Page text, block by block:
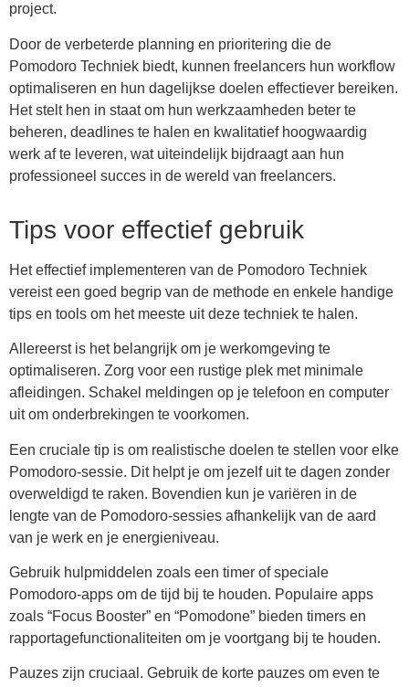
project.
Door de verbeterde planning en prioritering die de
Pomodoro Techniek biedt, kunnen freelancers hun workflow
optimaliseren en hun dagelijkse doelen effectiever bereiken.
Het stelt hen in staat om hun werkzaamheden beter te
beheren, deadlines te halen en kwalitatief hoogwaardig
werk af te leveren, wat uiteindelijk bijdraagt aan hun
professioneel succes in de wereld van freelancers.
Tips voor effectief gebruik
Het effectief implementeren van de Pomodoro Techniek
vereist een goed begrip van de methode en enkele handige
tips en tools om het meeste uit deze techniek te halen.
Allereerst is het belangrijk om je werkomgeving te
optimaliseren. Zorg voor een rustige plek met minimale
afleidingen. Schakel meldingen op je telefoon en computer
uit om onderbrekingen te voorkomen.
Een cruciale tip is om realistische doelen te stellen voor elke
Pomodoro-sessie. Dit helpt je om jezelf uit te dagen zonder
overweldigd te raken. Bovendien kun je variëren in de
lengte van de Pomodoro-sessies afhankelijk van de aard
van je werk en je energieniveau.
Gebruik hulpmiddelen zoals een timer of speciale
Pomodoro-apps om de tijd bij te houden. Populaire apps
zoals “Focus Booster” en “Pomodone” bieden timers en
rapportagefunctionaliteiten om je voortgang bij te houden.
Pauzes zijn cruciaal. Gebruik de korte pauzes om even te